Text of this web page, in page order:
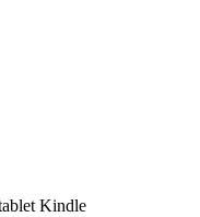
Kindle